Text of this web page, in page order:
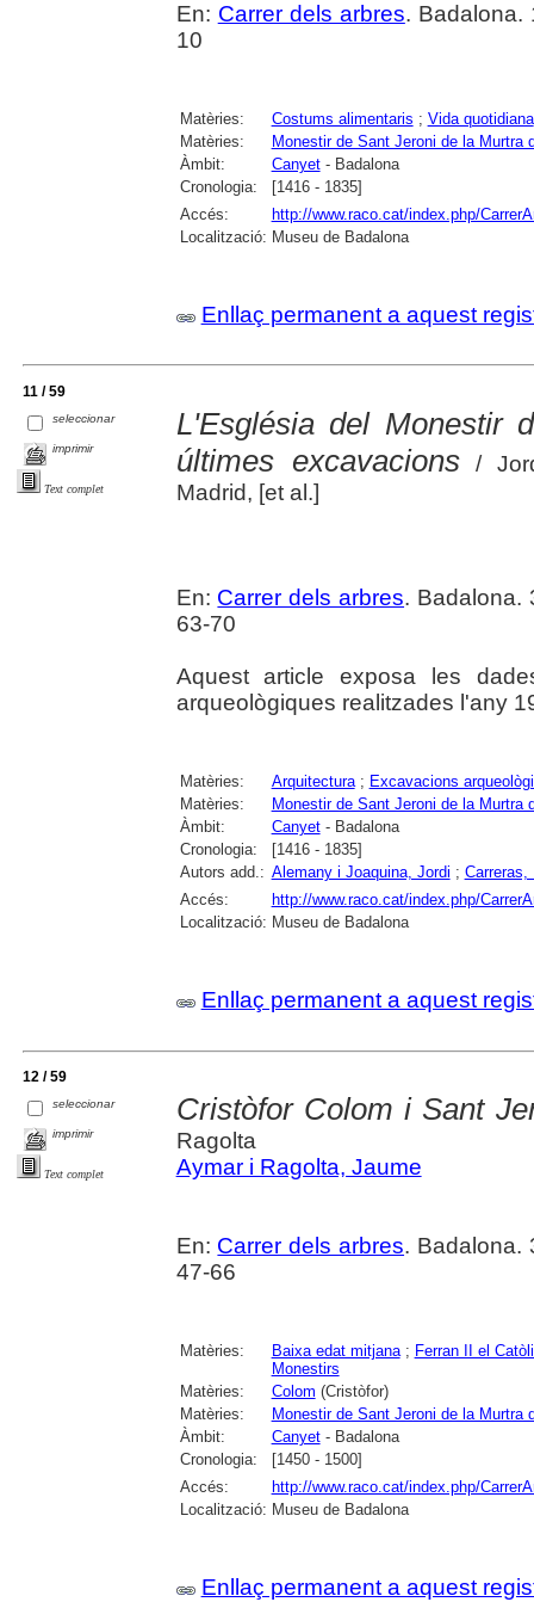
En: Carrer dels arbres. Badalona.
10
Matèries: Costums alimentaris ; Vida quotidiana
Matèries:
Monestir de Sant Jeroni de la Murtra
Àmbit:
Canyet- Badalona
Cronologia:
[1416 - 1835]
Accés:
http://www.raco.cat/index.php/
Localització: Museu de Badalona
Enllaç permanent a aquest
11 / 59
seleccionar
imprimir
Text complet
L'Església del Monestir
últimes excavacions/
Madrid, [et al.]
En: Carrer dels arbres. Badalona.
63-70
Aquest article exposa les
arqueològiques realitzades l'any
Matèries: Arquitectura; Excavacions
Matèries:
Monestir de Sant Jeroni de la Murtra
Àmbit:
Canyet- Badalona
Cronologia:
[1416 - 1835]
Autors add.: Alemany i Joaquina, Jordi ; Carreras,
Accés:
http://www.raco.cat/index.php/
Localització: Museu de Badalona
Enllaç permanent a aquest
12 / 59
seleccionar
imprimir
Text complet
Cristòfor Colom i Sant
Ragolta
Aymar i Ragolta, Jaume
En: Carrer dels arbres. Badalona.
47-66
Matèries: Baixa edat mitjana; Ferran II el
Monestirs
Matèries:
Colom (Cristòfor)
Matèries:
Monestir de Sant Jeroni de la Murtra
Àmbit:
Canyet- Badalona
Cronologia:
[1450 - 1500]
Accés:
http://www.raco.cat/index.php/
Localització: Museu de Badalona
Enllaç permanent a aquest